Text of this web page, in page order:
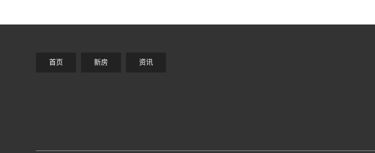
首页 新房 资讯